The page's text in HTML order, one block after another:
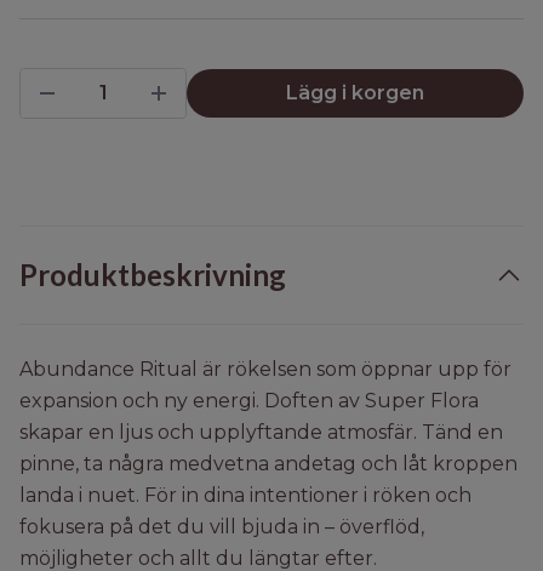
Lägg i korgen
Produktbeskrivning
Abundance Ritual är rökelsen som öppnar upp för
expansion och ny energi. Doften av Super Flora
skapar en ljus och upplyftande atmosfär. Tänd en
pinne, ta några medvetna andetag och låt kroppen
landa i nuet. För in dina intentioner i röken och
fokusera på det du vill bjuda in – överflöd,
möjligheter och allt du längtar efter.